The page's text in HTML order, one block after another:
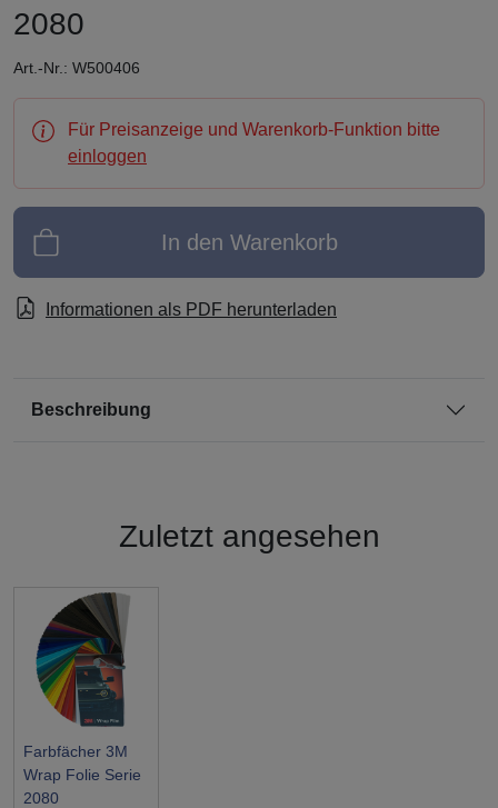
2080
Art.-Nr.: W500406
Für Preisanzeige und Warenkorb-Funktion bitte
einloggen
In den Warenkorb
Informationen als PDF herunterladen
Beschreibung
Zuletzt angesehen
Farbfächer 3M
Wrap Folie Serie
2080